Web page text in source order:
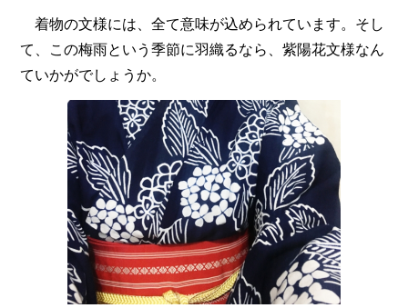
着物の文様には、全て意味が込められています。そし
て、この梅雨という季節に羽織るなら、紫陽花文様なん
ていかがでしょうか。